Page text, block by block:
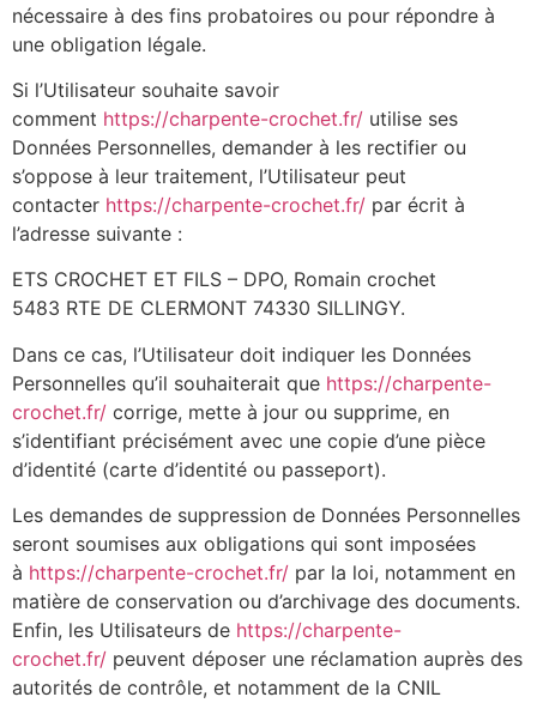
nécessaire à des fins probatoires ou pour répondre à
une obligation légale.
Si l’Utilisateur souhaite savoir
comment https://charpente-crochet.fr/ utilise ses
Données Personnelles, demander à les rectifier ou
s’oppose à leur traitement, l’Utilisateur peut
contacter https://charpente-crochet.fr/ par écrit à
l’adresse suivante :
ETS CROCHET ET FILS – DPO, Romain crochet
5483 RTE DE CLERMONT 74330 SILLINGY.
Dans ce cas, l’Utilisateur doit indiquer les Données
Personnelles qu’il souhaiterait que https://charpente-
crochet.fr/ corrige, mette à jour ou supprime, en
s’identifiant précisément avec une copie d’une pièce
d’identité (carte d’identité ou passeport).
Les demandes de suppression de Données Personnelles
seront soumises aux obligations qui sont imposées
à https://charpente-crochet.fr/ par la loi, notamment en
matière de conservation ou d’archivage des documents.
Enfin, les Utilisateurs de https://charpente-
crochet.fr/ peuvent déposer une réclamation auprès des
autorités de contrôle, et notamment de la CNIL